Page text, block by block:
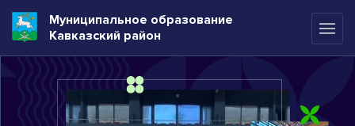
Муниципальное образование
Кавказский район